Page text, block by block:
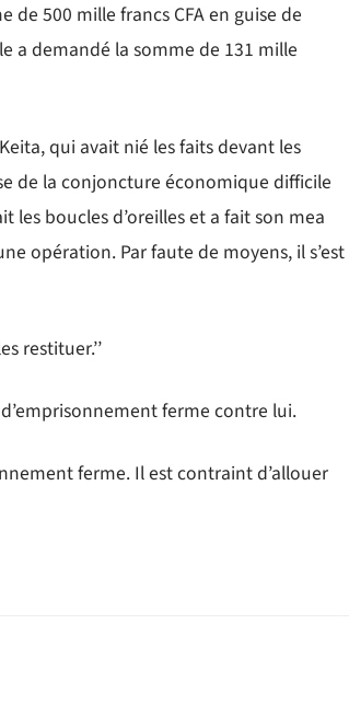
500 mille francs CFA en guise de
a demandé la somme de 131 mille
qui avait nié les faits devant les
de la conjoncture économique difficile
boucles d’oreilles et a fait son mea
opération. Par faute de moyens, il s’est
restituer.’’
ferme contre lui.
ferme. Il est contraint d’allouer